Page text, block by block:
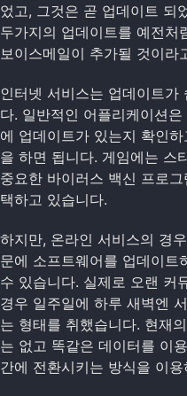
었고, 그것은 곧 업데이트 되
두가지의 업데이트를 예전처
보이스메일이 추가될 것이라
인터넷 서비스는 업데이트가
다. 일반적인 어플리케이션
에 업데이트가 있는지 확인
을 하면 됩니다. 게임에는 스
중요한 바이러스 백신 프로
택하고 있습니다.
하지만, 온라인 서비스의 경
문에 소프트웨어를 업데이트
수 있습니다. 실제로 오랜 커
경우 일주일에 하루 새벽엔
는 형태를 취했습니다. 현재
는 없고 똑같은 데이터를 이
간에 전환시키는 방식을 이